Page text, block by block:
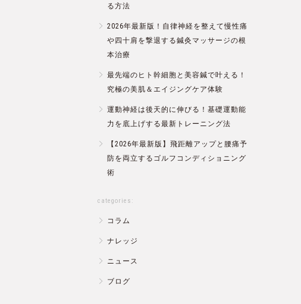
る方法
2026年最新版！自律神経を整えて慢性痛
や四十肩を撃退する鍼灸マッサージの根
本治療
最先端のヒト幹細胞と美容鍼で叶える！
究極の美肌＆エイジングケア体験
運動神経は後天的に伸びる！基礎運動能
力を底上げする最新トレーニング法
【2026年最新版】飛距離アップと腰痛予
防を両立するゴルフコンディショニング
術
categories:
コラム
ナレッジ
ニュース
ブログ